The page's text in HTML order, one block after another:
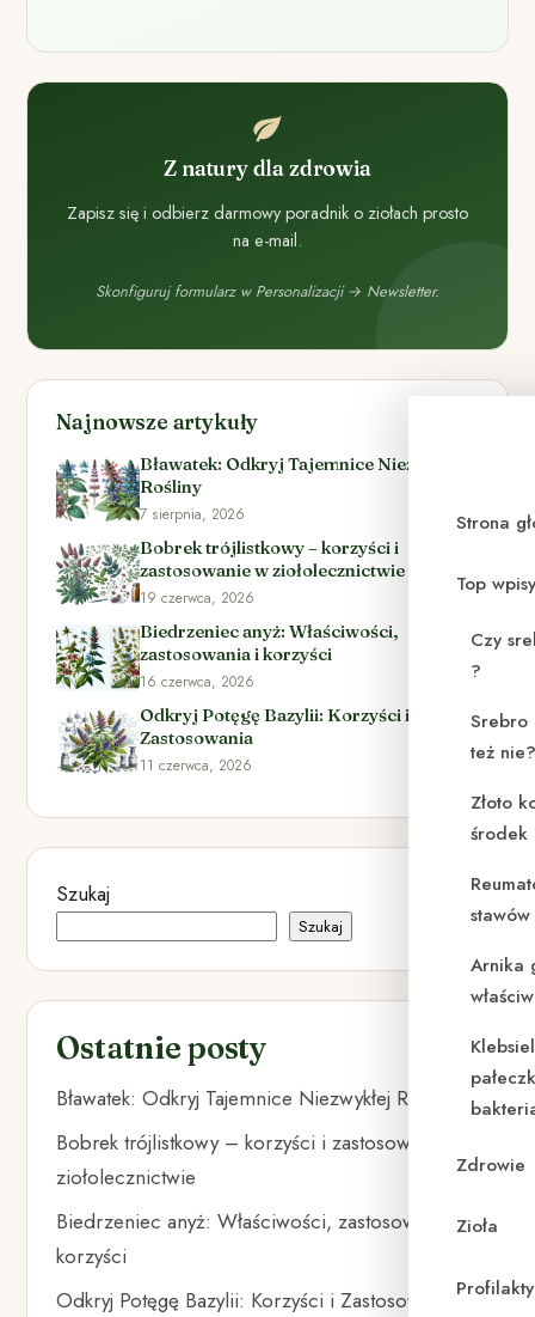
Strona
Top
Czy
?
też
Złoto
środek
Arnika
Zdrowie
Zioła
Z natury dla zdrowia
Zapisz się i odbierz darmowy poradnik o ziołach prosto
na e-mail.
Skonfiguruj formularz w Personalizacji → Newsletter.
Najnowsze artykuły
Bławatek: Odkryj Tajemnice Niezwykłej
Rośliny
7 sierpnia, 2026
Bobrek trójlistkowy – korzyści i
zastosowanie w ziołolecznictwie
19 czerwca, 2026
Biedrzeniec anyż: Właściwości,
zastosowania i korzyści
16 czerwca, 2026
Odkryj Potęgę Bazylii: Korzyści i
Zastosowania
11 czerwca, 2026
Szukaj
Szukaj
Ostatnie posty
Bławatek: Odkryj Tajemnice Niezwykłej Rośliny
Bobrek trójlistkowy – korzyści i zastosowanie w
ziołolecznictwie
Biedrzeniec anyż: Właściwości, zastosowania i
korzyści
Odkryj Potęgę Bazylii: Korzyści i Zastosowania